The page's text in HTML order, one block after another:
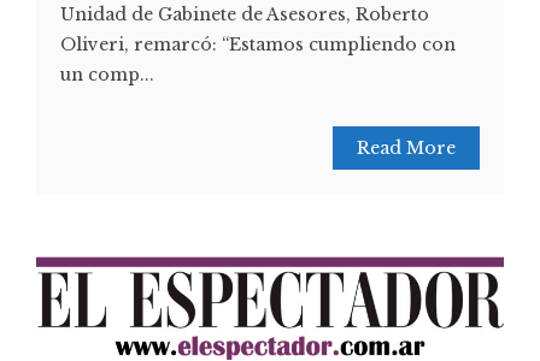
Unidad de Gabinete de Asesores, Roberto
Oliveri, remarcó: “Estamos cumpliendo con
un comp...
Read More